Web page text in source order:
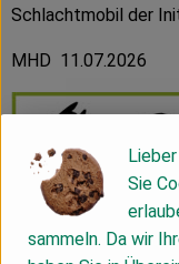
Schlachtmobil der
MHD 11.07.2026
Sie
sammeln. Da wir